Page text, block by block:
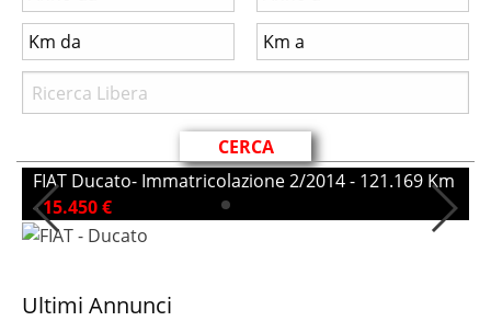
FIAT Ducato- Immatricolazione 2/2014 - 121.169 Km
-15.450 €
Ultimi Annunci